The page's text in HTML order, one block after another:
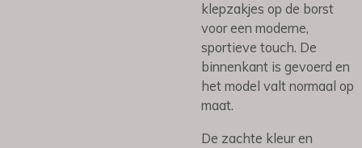
klepzakjes op de borst
voor een moderne,
sportieve touch. De
binnenkant is gevoerd en
het model valt normaal op
maat.
De zachte kleur en